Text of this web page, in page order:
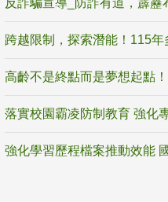
落實校園霸凌防制教育 強化